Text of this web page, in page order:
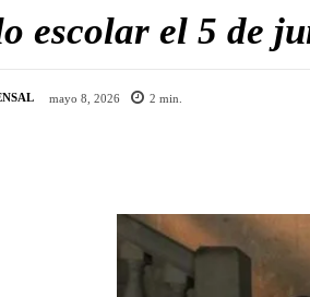
escolar el 5 de
mayo 8, 2026 2 min.